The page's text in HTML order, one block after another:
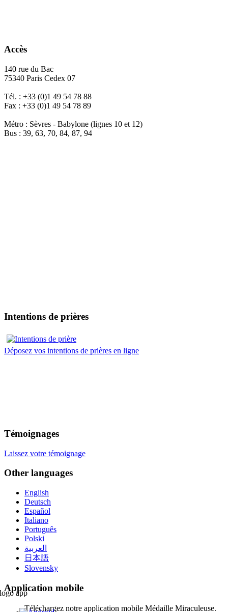
Accès
140 rue du Bac
75340 Paris Cedex 07
Tél. : +33 (0)1 49 54 78 88
Fax : +33 (0)1 49 54 78 89
Métro : Sèvres - Babylone (lignes 10 et 12)
Bus : 39, 63, 70, 84, 87, 94
Intentions de prières
Déposez vos intentions de prières en ligne
Témoignages
Laissez votre témoignage
Other languages
English
Deutsch
Español
Italiano
Português
Polski
العربية
日本語
Slovensky
Application mobile
Téléchargez notre application mobile Médaille Miraculeuse.